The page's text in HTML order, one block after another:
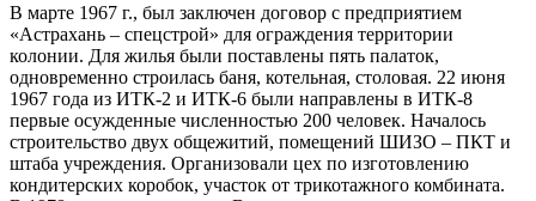
В марте 1967 г., был заключен договор с предприятием
«Астрахань – спецстрой» для ограждения территории
колонии. Для жилья были поставлены пять палаток,
одновременно строилась баня, котельная, столовая. 22 июня
1967 года из ИТК-2 и ИТК-6 были направлены в ИТК-8
первые осужденные численностью 200 человек. Началось
строительство двух общежитий, помещений ШИЗО – ПКТ и
штаба учреждения. Организовали цех по изготовлению
кондитерских коробок, участок от трикотажного комбината.